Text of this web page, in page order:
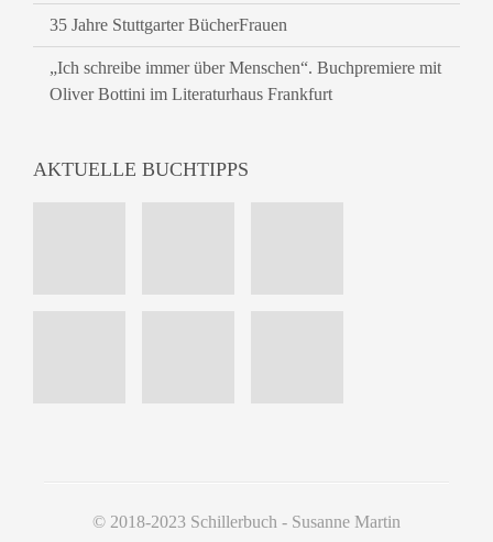
35 Jahre Stuttgarter BücherFrauen
„Ich schreibe immer über Menschen“. Buchpremiere mit
Oliver Bottini im Literaturhaus Frankfurt
AKTUELLE BUCHTIPPS
© 2018-2023 Schillerbuch - Susanne Martin